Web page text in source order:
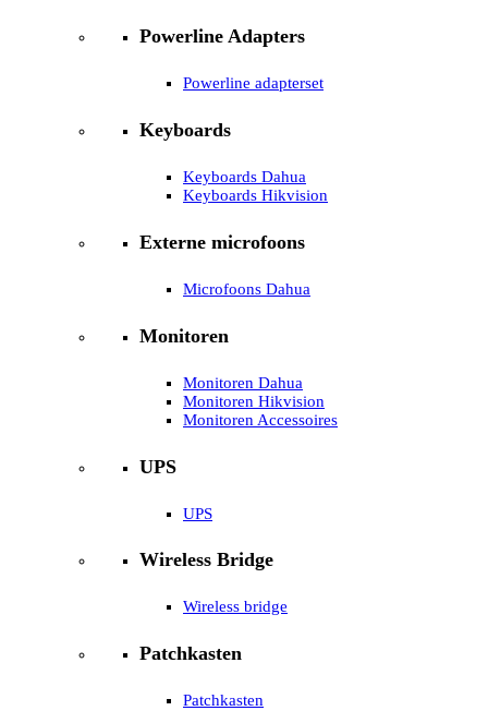
Powerline Adapters
Powerline adapterset
Keyboards
Keyboards Dahua
Keyboards Hikvision
Externe microfoons
Microfoons Dahua
Monitoren
Monitoren Dahua
Monitoren Hikvision
Monitoren Accessoires
UPS
UPS
Wireless Bridge
Wireless bridge
Patchkasten
Patchkasten